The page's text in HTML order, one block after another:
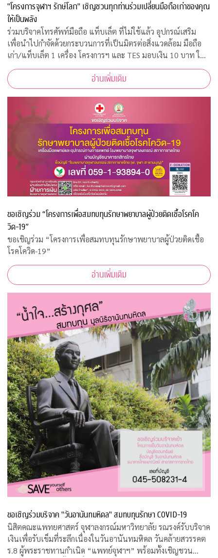
"โครงการจุฬาฯ รักษ์โลก" เชิญชวนทุกท่านร่วมเปลี่ยนมือถือเก่าของคุณ
ให้เป็นพลัง
ร่วมบริจาคโทรศัพท์มือถือ แท็บเล็ต ที่ไม่ใช้แล้ว อุปกรณ์เสริม
เพื่อนำไปกำจัดด้วยกระบวนการที่เป็นมิตรต่อสิ่งแวดล้อม มือถือ
เก่า/แท็บเล็ต 1 เครื่อง โครงการฯ และ TES มอบเงิน 10 บาท ให้
กับ "กองทุนภูมิคุ้มกันบำบัดมะเร็งจุฬาฯ"
อ่านเพิ่มเติม
ขอเชิญร่วม “โครงการเพื่อสมทบทุนรักษาพยาบาลผู้ป่วยติดเชื้อโรคโค
วิด-19”
ขอเชิญร่วม “โครงการเพื่อสมทบทุนรักษาพยาบาลผู้ป่วยติดเชื้อ
โรคโควิด-19”
อ่านเพิ่มเติม
ขอเชิญร่วมบริจาค "วันอานันทมหิดล" สมทบทุนรักษา COVID-19
นิสิตคณะแพทยศาสตร์ จุฬาลงกรณ์มหาวิทยาลัย รณรงค์รับบริจาค
เงินเพื่อรับเข็มที่ระลึกเนื่องในวันอานันทมหิดล วันคล้ายสวรรคต
ร.8 ผู้พระราชทานกำเนิด “แพทย์จุฬาฯ” พร้อมทั้งเชิญชวน